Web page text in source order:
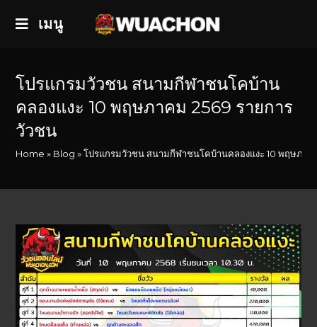
เมนู
โปรแกรมวัวชน สนามกีฬาชนโคบ้าน
คลองแงะ 10 พฤษภาคม 2569 รายการ
วัวชน
Home » Blog »โปรแกรมวัวชน สนามกีฬาชนโคบ้านคลองแงะ 10 พฤษภาค